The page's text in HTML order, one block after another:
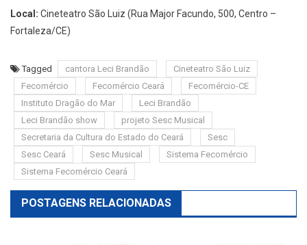
Local: Cineteatro São Luiz (Rua Major Facundo, 500, Centro –
Fortaleza/CE)
Tagged cantora Leci Brandão
Cineteatro São Luiz
Fecomércio
Fecomércio Ceará
Fecomércio-CE
Instituto Dragão do Mar
Leci Brandão
Leci Brandão show
projeto Sesc Musical
Secretaria da Cultura do Estado do Ceará
Sesc
Sesc Ceará
Sesc Musical
Sistema Fecomércio
Sistema Fecomércio Ceará
POSTAGENS RELACIONADAS